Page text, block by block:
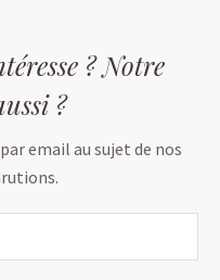
? Notre
?
email au sujet de nos